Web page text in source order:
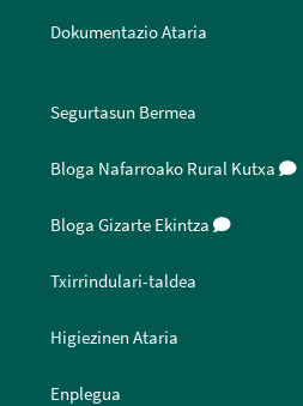
Dokumentazio Ataria
Segurtasun Bermea
Bloga Nafarroako Rural Kutxa
Bloga Gizarte Ekintza
Txirrindulari-taldea
Higiezinen Ataria
Enplegua